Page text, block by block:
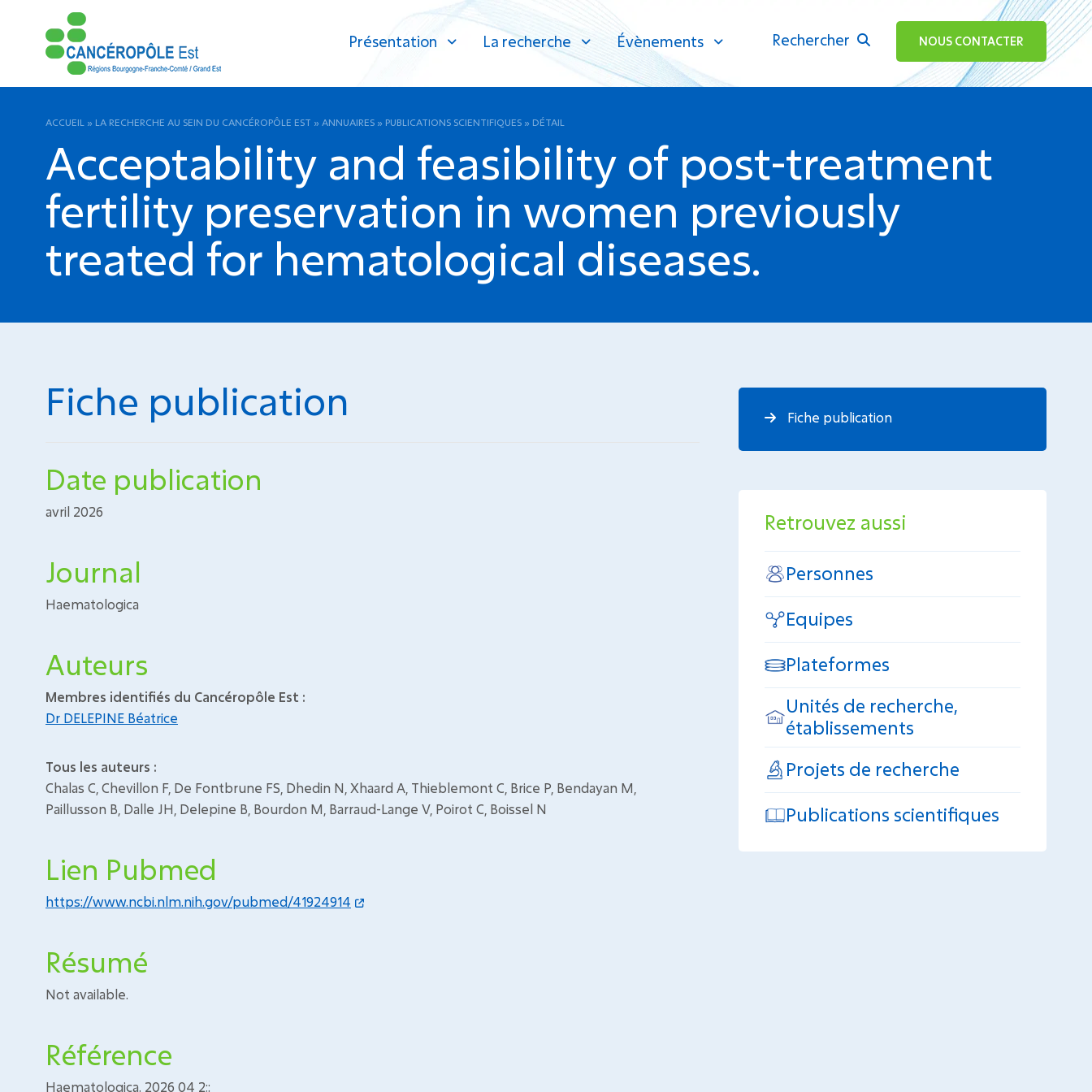
Présentation La recherche Évènements Rechercher
ok NOUS CONTACTER
ACCUEIL » LA RECHERCHE AU SEIN DU CANCÉROPÔLE EST » ANNUAIRES » PUBLICATIONS SCIENTIFIQUES » DÉTAIL
Acceptability and feasibility of post-treatment
fertility preservation in women previously
treated for hematological diseases.
Fiche publication
Date publication
avril 2026
Journal
Haematologica
Auteurs
Membres identifiés du Cancéropôle Est :
Dr DELEPINE Béatrice
Tous les auteurs :
Chalas C, Chevillon F, De Fontbrune FS, Dhedin N, Xhaard A, Thieblemont C, Brice P, Bendayan M,
Paillusson B, Dalle JH, Delepine B, Bourdon M, Barraud-Lange V, Poirot C, Boissel N
Lien Pubmed
https://www.ncbi.nlm.nih.gov/pubmed/41924914
Résumé
Not available.
Référence
Haematologica. 2026 04 2;:
Fiche publication
Retrouvez aussi
Personnes
Equipes
Plateformes
Unités de recherche,
établissements
Projets de recherche
Publications scientifiques